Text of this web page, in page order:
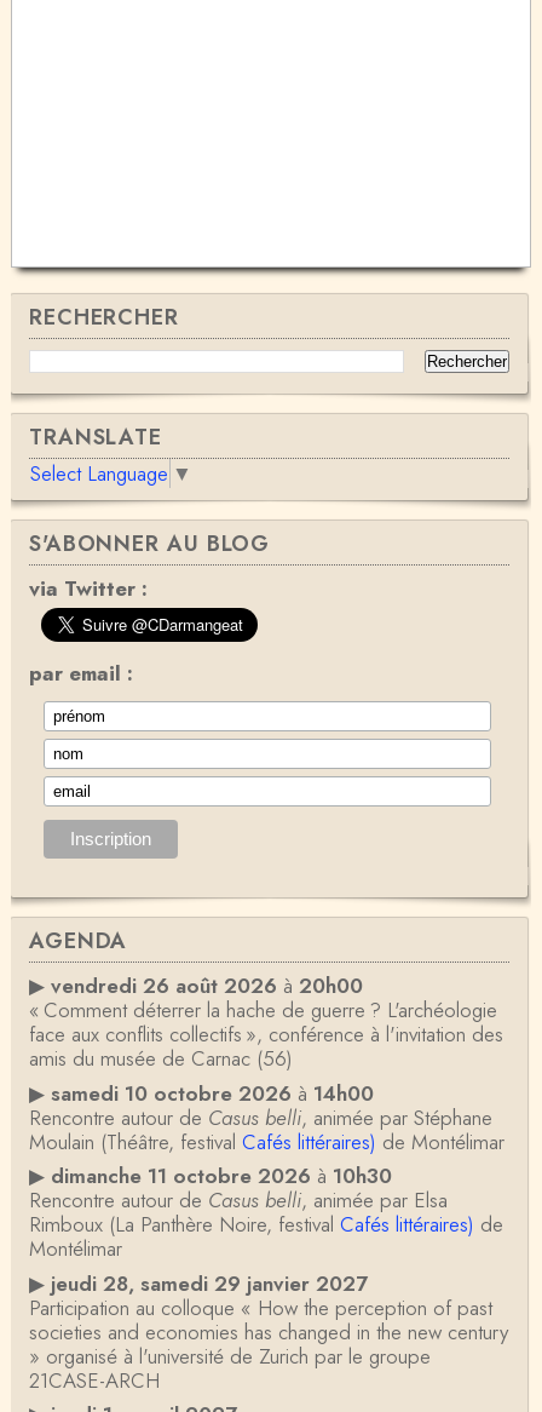
RECHERCHER
TRANSLATE
Select Language ▼
S'ABONNER AU BLOG
via Twitter :
par email :
AGENDA
▶ vendredi 26 août 2026 à 20h00
« Comment déterrer la hache de guerre ? L'archéologie
face aux conflits collectifs », conférence à l'invitation des
amis du musée de Carnac (56)
▶ samedi 10 octobre 2026 à 14h00
Rencontre autour de Casus belli, animée par Stéphane
Moulain (Théâtre, festival Cafés littéraires) de Montélimar
▶ dimanche 11 octobre 2026 à 10h30
Rencontre autour de Casus belli, animée par Elsa
Rimboux (La Panthère Noire, festival Cafés littéraires) de
Montélimar
▶ jeudi 28, samedi 29 janvier 2027
Participation au colloque « How the perception of past
societies and economies has changed in the new century
» organisé à l'université de Zurich par le groupe
21CASE-ARCH